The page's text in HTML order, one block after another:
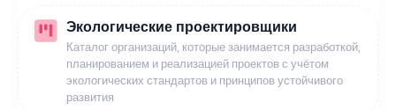
Экологические проектировщики
Каталог организаций, которые занимается разработкой,
планированием и реализацией проектов с учётом
экологических стандартов и принципов устойчивого
развития